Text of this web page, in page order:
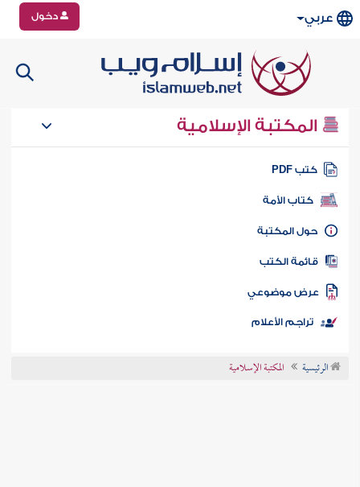
عربي دخول
المكتبة الإسلامية
كتب PDF
كتاب الأمة
المكتبة
الكتب
موضوعي
تراجم الأعلام
الرئيسية المكتبة الإسلامية